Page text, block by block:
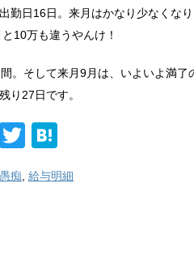
勤日16日。来月はかなり少なくな
10万も違うやんけ！
。そして来月9月は、いよいよ満了
り27日です。
Li
T
tt
e
痴 給与明細